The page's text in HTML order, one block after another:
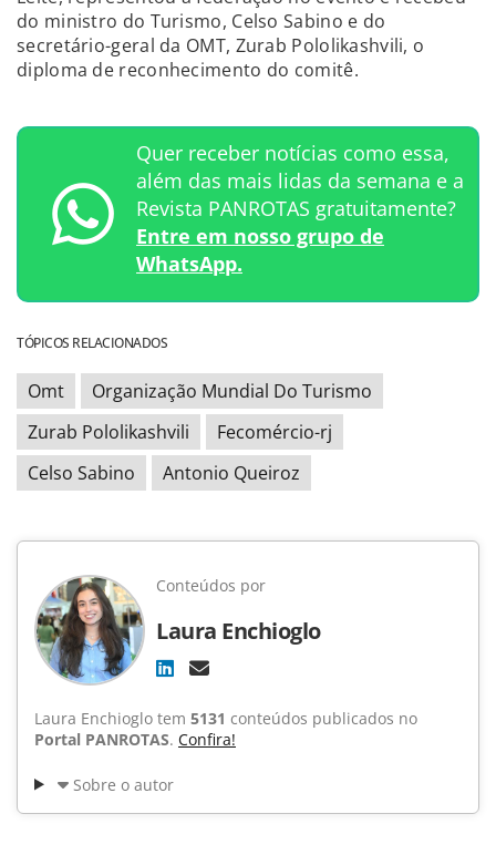
do ministro do Turismo, Celso Sabino e do
secretário-geral da OMT, Zurab Pololikashvili, o
diploma de reconhecimento do comitê.
Quer receber notícias como essa,
além das mais lidas da semana e a
Revista PANROTAS gratuitamente?
Entre em nosso grupo de
WhatsApp.
TÓPICOS RELACIONADOS
Omt
Organização Mundial Do Turismo
Zurab Pololikashvili
Fecomércio-rj
Celso Sabino
Antonio Queiroz
Conteúdos por
Laura Enchioglo
Laura Enchioglo tem 5131 conteúdos publicados no
Portal PANROTAS. Confira!
Sobre o autor